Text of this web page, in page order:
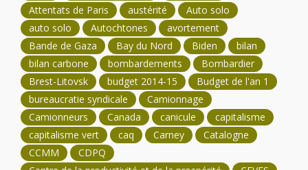
Attentats de Paris
austérité
Auto solo
auto solo
Autochtones
avortement
Bande de Gaza
Bay du Nord Biden
bilan
bilan carbone
bombardements
Bombardier
Brest-Litovsk
budget 2014-15
Budget de l'an 1
bureaucratie syndicale
Camionnage
Camionneurs
Canada canicule
capitalisme
capitalisme vert
caq Carney
Catalogne
CCMM
CDPQ